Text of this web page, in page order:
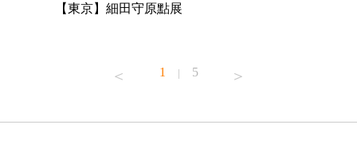
【東京】細田守原點展
1 | 5